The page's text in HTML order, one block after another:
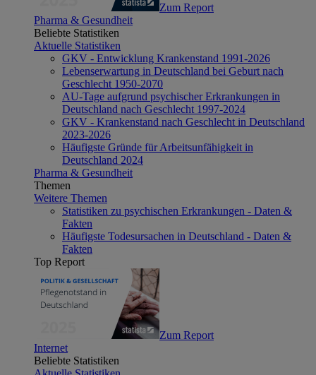
Zum Report
Pharma & Gesundheit
Beliebte Statistiken
Aktuelle Statistiken
GKV - Entwicklung Krankenstand 1991-2026
Lebenserwartung in Deutschland bei Geburt nach
Geschlecht 1950-2070
AU-Tage aufgrund psychischer Erkrankungen in
Deutschland nach Geschlecht 1997-2024
GKV - Krankenstand nach Geschlecht in Deutschland
2023-2026
Häufigste Gründe für Arbeitsunfähigkeit in
Deutschland 2024
Pharma & Gesundheit
Themen
Weitere Themen
Statistiken zu psychischen Erkrankungen - Daten &
Fakten
Häufigste Todesursachen in Deutschland - Daten &
Fakten
Top Report
Zum Report
Internet
Beliebte Statistiken